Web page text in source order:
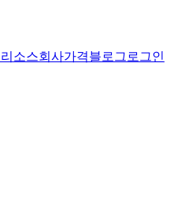
리소스회사가격블로그 로그인